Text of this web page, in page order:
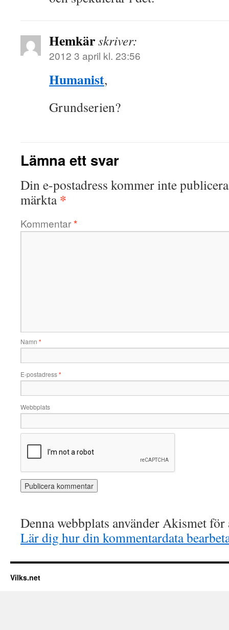
Hemkärskriver:
2012 3 april kl. 23:56
Humanist,
Grundserien?
Lämna ett svar
Din e-postadress kommer inte
märkta*
Kommentar*
Namn *
E-postadress*
Webbplats
Denna webbplats använder Akismet
Lär dig hur din kommentardata
Vilks.net